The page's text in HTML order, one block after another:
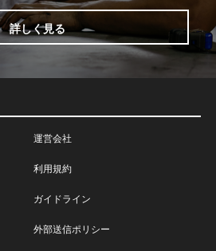
詳しく見る
運営会社
利用規約
ガイドライン
外部送信ポリシー